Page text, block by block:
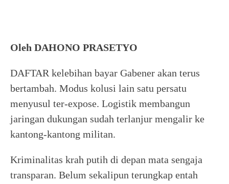
Oleh DAHONO PRASETYO
DAFTAR kelebihan bayar Gabener akan terus
bertambah. Modus kolusi lain satu persatu
menyusul ter-expose. Logistik membangun
jaringan dukungan sudah terlanjur mengalir ke
kantong-kantong militan.
Kriminalitas krah putih di depan mata sengaja
transparan. Belum sekalipun terungkap entah